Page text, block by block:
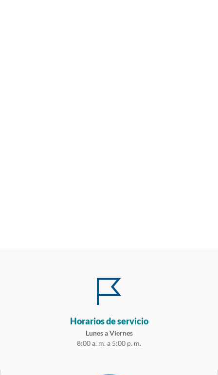
Horarios de servicio
Lunes a Viernes
8:00 a. m. a 5:00 p. m.